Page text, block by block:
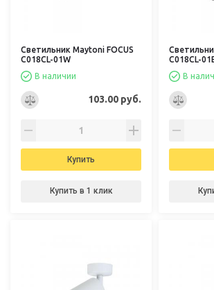
Светильник Maytoni FOCUS
C018CL-01W
В наличии
103.00 руб.
Купить
Купить в 1 клик
C018CL-
В